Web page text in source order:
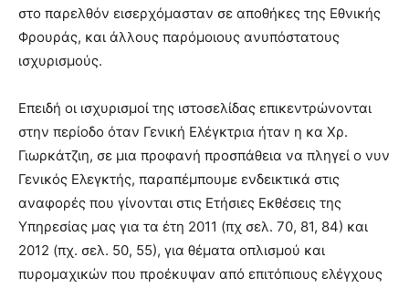
στο παρελθόν εισερχόμασταν σε αποθήκες της Εθνικής
Φρουράς, και άλλους παρόμοιους ανυπόστατους
ισχυρισμούς.
Επειδή οι ισχυρισμοί της ιστοσελίδας επικεντρώνονται
στην περίοδο όταν Γενική Ελέγκτρια ήταν η κα Χρ.
Γιωρκάτζιη, σε μια προφανή προσπάθεια να πληγεί ο νυν
Γενικός Ελεγκτής, παραπέμπουμε ενδεικτικά στις
αναφορές που γίνονται στις Ετήσιες Εκθέσεις της
Υπηρεσίας μας για τα έτη 2011 (πχ σελ. 70, 81, 84) και
2012 (πχ. σελ. 50, 55), για θέματα οπλισμού και
πυρομαχικών που προέκυψαν από επιτόπιους ελέγχους